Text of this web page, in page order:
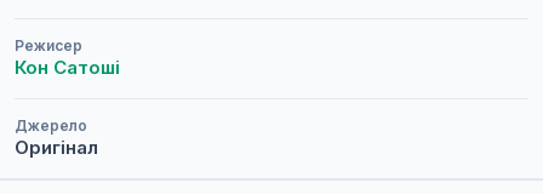
Режисер
Кон Сатоші
Джерело
Оригінал